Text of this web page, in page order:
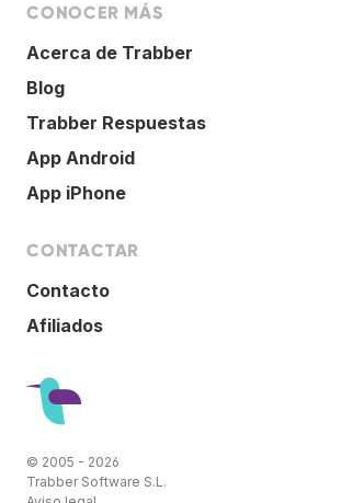
CONOCER MÁS
Acerca de Trabber
Blog
Trabber Respuestas
App Android
App iPhone
CONTACTAR
Contacto
Afiliados
© 2005 - 2026
Trabber Software S.L.